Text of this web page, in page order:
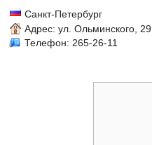
Санкт-Петербург
Адрес: ул. Ольминского, 29
Телефон: 265-26-11